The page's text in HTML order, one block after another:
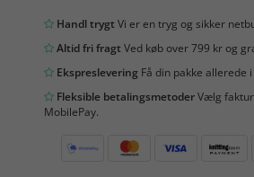
Handl trygtVi er en tryg og sikker
Altid fri fragtVed køb over 799 kr og
Ekspreslevering Få din pakke allerede
Fleksible betalingsmetoderVælg
MobilePay.